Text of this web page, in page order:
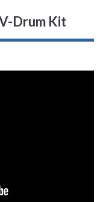
Drum Kit